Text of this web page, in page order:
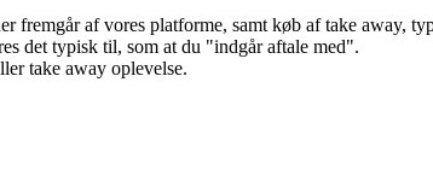
fremgår af vores platforme, samt køb af take away,
det typisk til, som at du "indgår aftale med".
take away oplevelse.